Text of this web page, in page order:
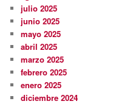
julio 2025
junio 2025
mayo 2025
abril 2025
marzo 2025
febrero 2025
enero 2025
diciembre 2024